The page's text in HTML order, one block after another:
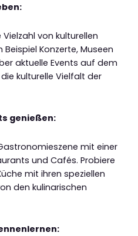
von kulturellen
Konzerte, Museen
aktuelle Events auf dem
kulturelle Vielfalt der
genießen:
mit einer
und Cafés. Probiere
mit ihren speziellen
den kulinarischen